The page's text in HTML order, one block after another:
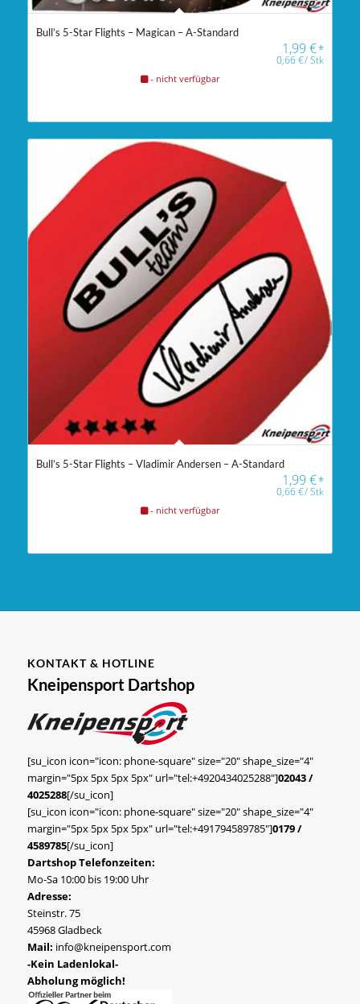
Bull’s 5-Star Flights – Magican – A-Standard
1,99€*
0,66€/Stk
- nicht verfügbar
Bull’s 5-Star Flights – Vladimir Andersen – A-Standard
1,99€*
0,66€/Stk
- nicht verfügbar
KONTAKT & HOTLINE
Kneipensport Dartshop
[su_icon icon="icon: phone-square" size="20" shape_size="4"
margin="5px 5px 5px 5px" url="tel:+4920434025288"]02043 /
4025288[/su_icon]
[su_icon icon="icon: phone-square" size="20" shape_size="4"
margin="5px 5px 5px 5px" url="tel:+491794589785"]0179 /
4589785[/su_icon]
Dartshop Telefonzeiten:
Mo-Sa 10:00 bis 19:00 Uhr
Adresse:
Steinstr. 75
45968 Gladbeck
Mail: info@kneipensport.com
-Kein Ladenlokal-
Abholung möglich!